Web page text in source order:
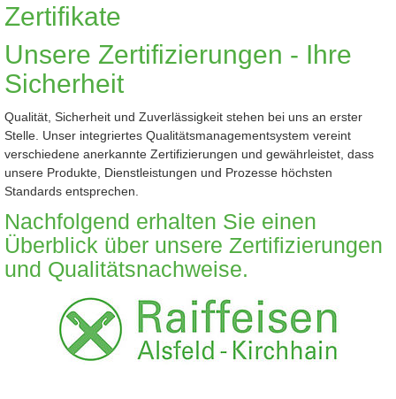
Zertifikate
Unsere Zertifizierungen - Ihre
Sicherheit
Qualität, Sicherheit und Zuverlässigkeit stehen bei uns an erster
Stelle. Unser integriertes Qualitätsmanagementsystem vereint
verschiedene anerkannte Zertifizierungen und gewährleistet, dass
unsere Produkte, Dienstleistungen und Prozesse höchsten
Standards entsprechen.
Nachfolgend erhalten Sie einen
Überblick über unsere Zertifizierungen
und Qualitätsnachweise.